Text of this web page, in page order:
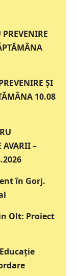
ȘI
10.08
AVARII –
în Gorj.
Olt: Proiect